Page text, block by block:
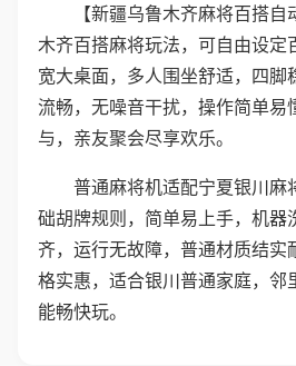
【新疆乌鲁木齐麻将百搭
木齐百搭麻将玩法，可自由设定
宽大桌面，多人围坐舒适，四脚
流畅，无噪音干扰，操作简单易
与，亲友聚会尽享欢乐。
普通麻将机适配宁夏银川麻
础胡牌规则，简单易上手，机器
齐，运行无故障，普通材质结实
格实惠，适合银川普通家庭，邻
能畅快玩。